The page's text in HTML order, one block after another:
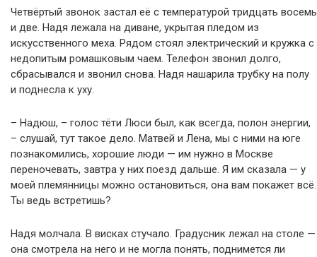
Четвёртый звонок застал её с температурой тридцать восемь
и две. Надя лежала на диване, укрытая пледом из
искусственного меха. Рядом стоял электрический и кружка с
недопитым ромашковым чаем. Телефон звонил долго,
сбрасывался и звонил снова. Надя нашарила трубку на полу
и поднесла к уху.
– Надюш, – голос тёти Люси был, как всегда, полон энергии,
– слушай, тут такое дело. Матвей и Лена, мы с ними на юге
познакомились, хорошие люди — им нужно в Москве
переночевать, завтра у них поезд дальше. Я им сказала — у
моей племянницы можно остановиться, она вам покажет всё.
Ты ведь встретишь?
Надя молчала. В висках стучало. Градусник лежал на столе —
она смотрела на него и не могла понять, поднимется ли